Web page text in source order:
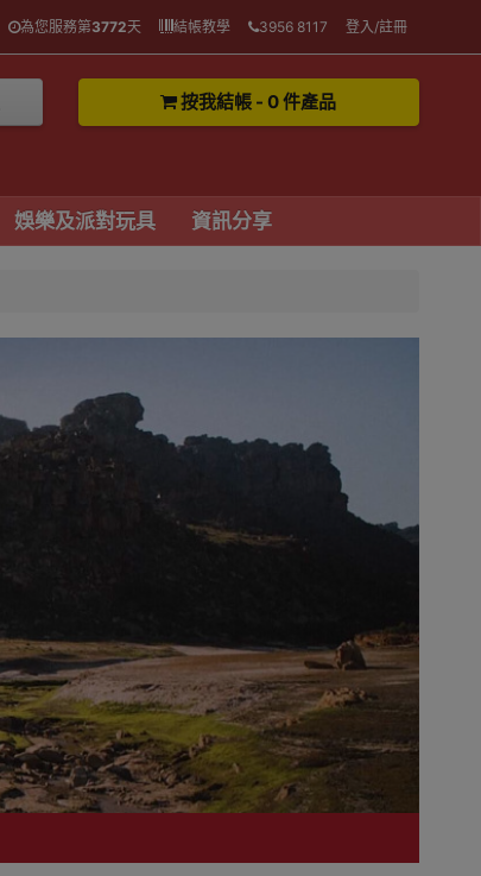
為您服務第3772天 結帳教學 3956 8117 登入/註冊
按我結帳 - 0 件產品
娛樂及派對玩具 資訊分享